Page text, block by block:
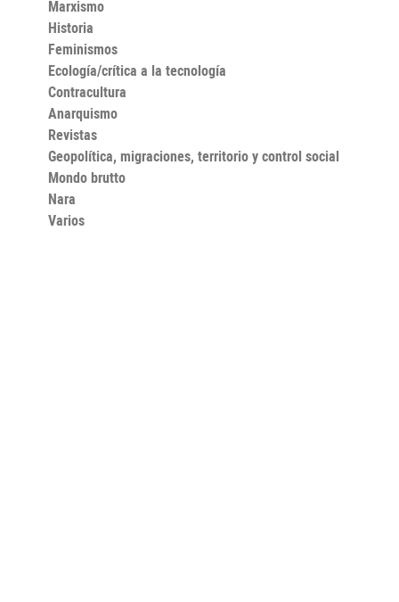
Marxismo
Historia
Feminismos
Ecología/crítica a la tecnología
Contracultura
Anarquismo
Revistas
Geopolítica, migraciones, territorio y control social
Mondo brutto
Nara
Varios